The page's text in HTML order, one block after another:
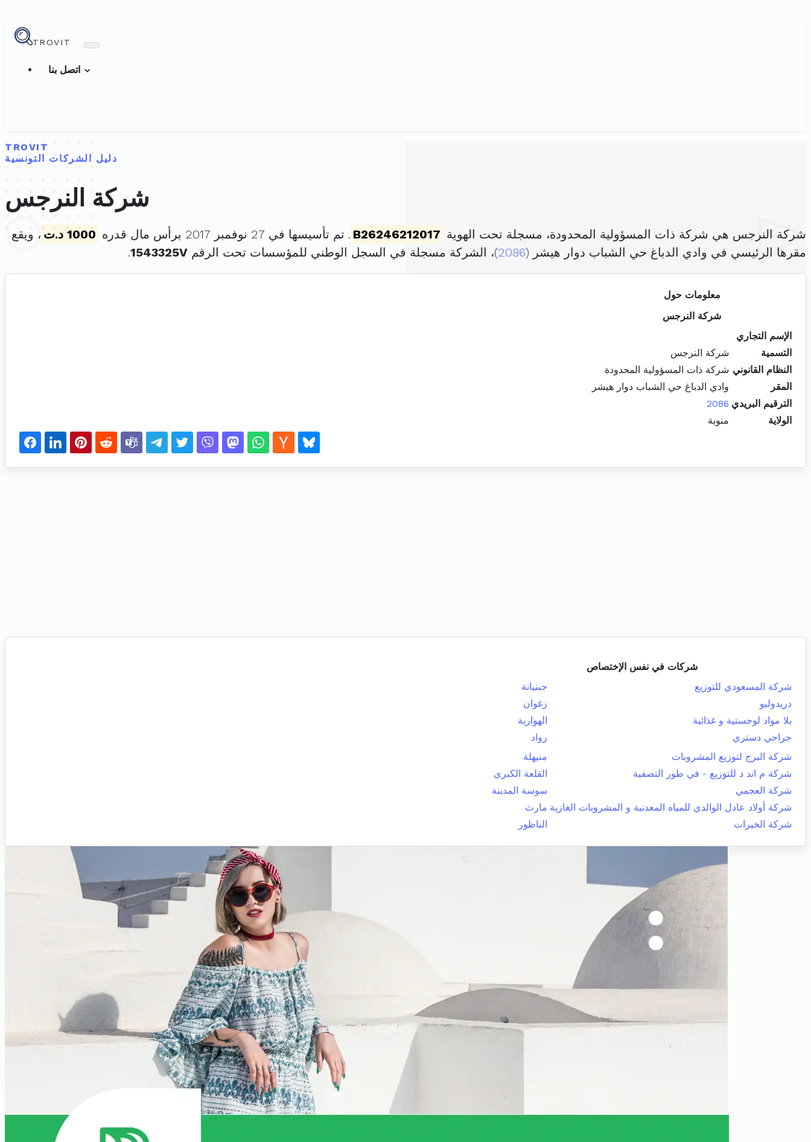
TROVIT
TROVIT
دليل الشركات التونسية
شركة النرجس
شركة النرجس هي شركة ذات المسؤولية المحدودة، مسجلة تحت الهوية B26246212017 . تم تأسيسها في 27 نوفمبر 2017 برأس مال قدره 1000 د.ت
، ويقع
مقرها الرئيسي في وادي الدباغ حي الشباب دوار هيشر (2086)، الشركة مسجلة في السجل الوطني للمؤسسات تحت الرقم 1543325V
.
معلومات حول
شركة النرجس
الإسم التجاري
التسمية
شركة النرجس
النظام القانوني شركة ذات المسؤولية المحدودة
المقر
وادي الدباغ حي الشباب دوار هيشر
الترقيم البريدي 2086
الولاية
منوبة
شركات في نفس الإختصاص
شركة المسعودي للتوزيع
جبنيانة
دريدوليو
زغوان
بلا مواد لوجستية و غذائية
الهوارية
جراحي دستري
رواد
شركة البرج لتوزيع المشروبات
منيهلة
شركة م اند د للتوزيع - في طور التصفية
القلعة الكبرى
شركة العجمي
سوسة المدينة
شركة أولاد عادل الوالدي للمياه المعدنية و المشروبات الغازية مارث
شركة الخيرات
الناظور